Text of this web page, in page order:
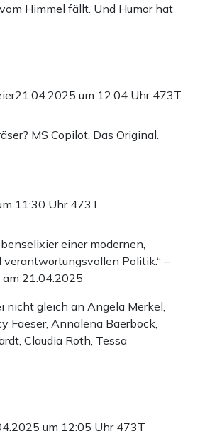
Himmel fällt. Und Humor hat
21.04.2025 um 12:04 Uhr 473T
MS Copilot. Das Original.
11:30 Uhr 473T
einer modernen,
Politik.“ –
am 21.04.2025
nicht gleich an Angela Merkel,
Faeser, Annalena Baerbock,
Claudia Roth, Tessa
um 12:05 Uhr 473T